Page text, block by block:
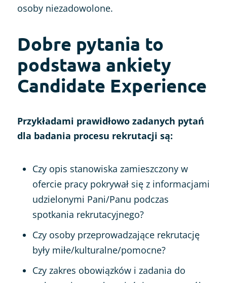
osoby niezadowolone.
Dobre pytania to
podstawa ankiety
Candidate Experience
Przykładami prawidłowo zadanych pytań
dla badania procesu rekrutacji są:
Czy opis stanowiska zamieszczony w
ofercie pracy pokrywał się z informacjami
udzielonymi Pani/Panu podczas
spotkania rekrutacyjnego?
Czy osoby przeprowadzające rekrutację
były miłe/kulturalne/pomocne?
Czy zakres obowiązków i zadania do